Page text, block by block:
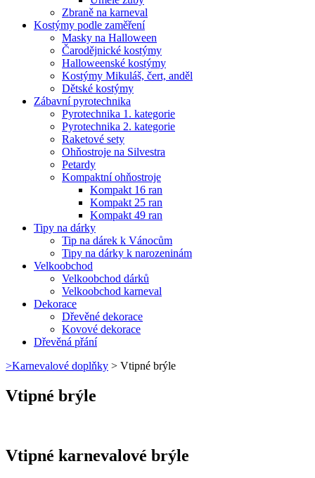
Zbraně na karneval
Kostýmy podle zaměření
Masky na Halloween
Čarodějnické kostýmy
Halloweenské kostýmy
Kostýmy Mikuláš, čert, anděl
Dětské kostýmy
Zábavní pyrotechnika
Pyrotechnika 1. kategorie
Pyrotechnika 2. kategorie
Raketové sety
Ohňostroje na Silvestra
Petardy
Kompaktní ohňostroje
Kompakt 16 ran
Kompakt 25 ran
Kompakt 49 ran
Tipy na dárky
Tip na dárek k Vánocům
Tipy na dárky k narozeninám
Velkoobchod
Velkoobchod dárků
Velkoobchod karneval
Dekorace
Dřevěné dekorace
Kovové dekorace
Dřevěná přání
>Karnevalové doplňky > Vtipné brýle
Vtipné brýle
Vtipné karnevalové brýle